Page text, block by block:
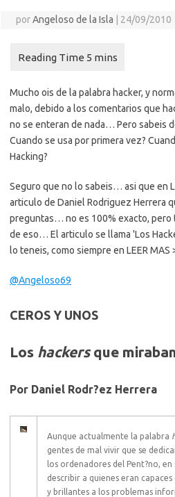
porAngeloso de la Isla 24/09/2010
Mucho ois de la palabra hacker, y
malo, debido a los comentarios que
no se enteran de nada… Pero sabeis
Cuando se usa por primera vez?
Hacking?
Seguro que no lo sabeis… asi que en
articulo de Daniel Rodriguez Herrera
preguntas… no es 100% exacto, pero
de eso… El articulo se llama 'Los
lo teneis, como siempre en LEER MAS
@Angeloso69
CEROS Y UNOS
Los hackersque
Por Daniel Rodr?ez Herrera
Aunque actualmente la palabra
gentes de mal vivir que se
los ordenadores del Pent?no, en
describir a quienes eran
y brillantes a los problemas